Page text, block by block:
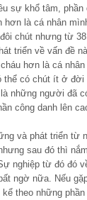
sự khổ tâm,
hơn là cá nhân
chút nhưng từ
triển về vấn đề
hơn là cá
thể có chút ít ở
những người đã
công danh lên
và phát triển từ
sau đó thì
nghiệp từ đó đó
ngờ nữa. Nếu
theo những